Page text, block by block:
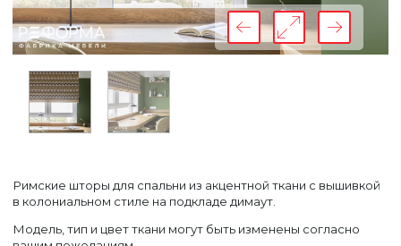
Римские шторы для спальни из акцентной ткани с вышивкой
в колониальном стиле на подкладе димаут.
Модель, тип и цвет ткани могут быть изменены согласно